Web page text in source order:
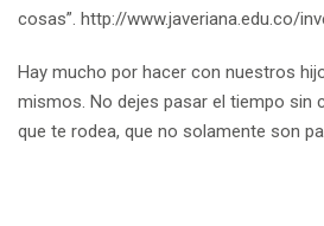
cosas”. http://www.javeriana.edu.co/
Hay mucho por hacer con nuestros
mismos. No dejes pasar el tiempo sin
que te rodea, que no solamente son